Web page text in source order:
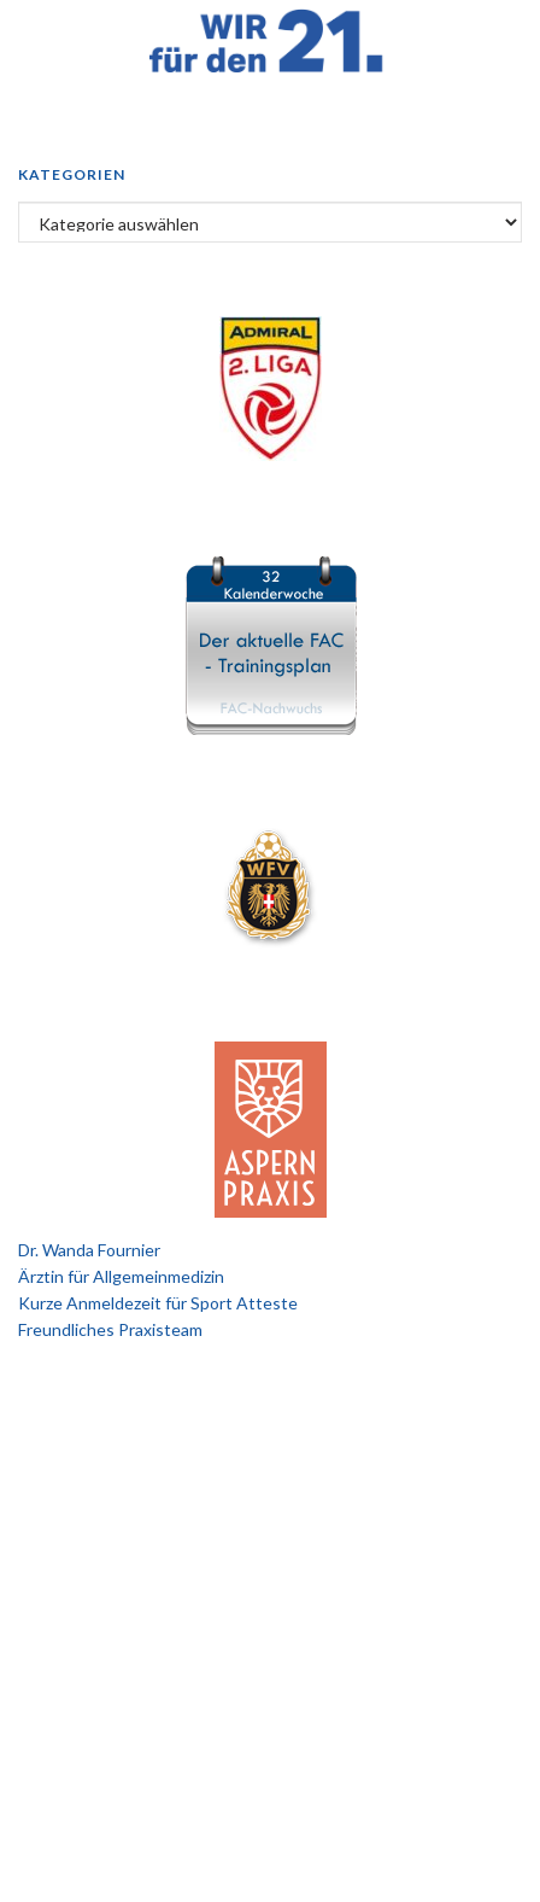
KATEGORIEN
Kategorien
Dr. Wanda Fournier
Ärztin für Allgemeinmedizin
Kurze Anmeldezeit für Sport Atteste
Freundliches Praxisteam